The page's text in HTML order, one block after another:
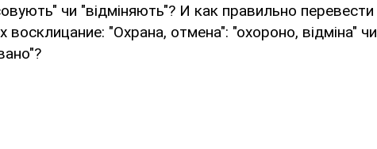
чи "відміняють"? И как правильно перевести
"Охрана, отмена": "охороно, відміна" чи